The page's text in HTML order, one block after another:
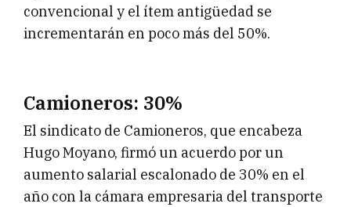
convencional y el ítem antigüedad se
incrementarán en poco más del 50%.
Camioneros: 30%
El sindicato de Camioneros, que encabeza
Hugo Moyano, firmó un acuerdo por un
aumento salarial escalonado de 30% en el
año con la cámara empresaria del transporte